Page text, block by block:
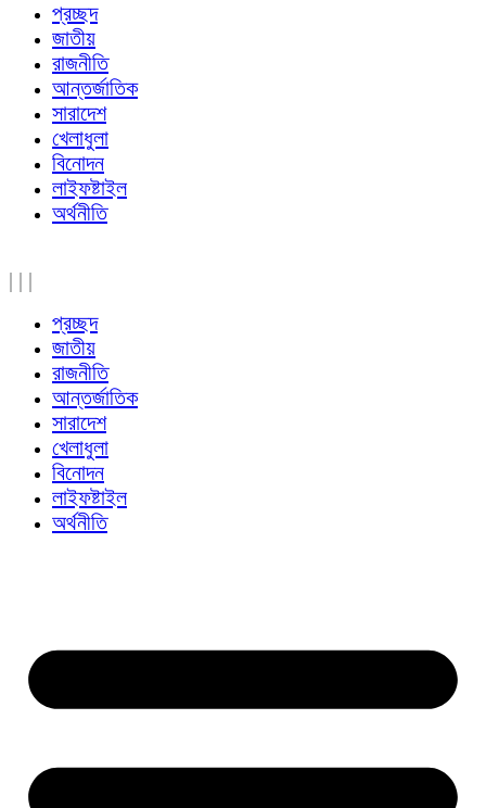
প্রচ্ছদ
জাতীয়
রাজনীতি
আন্তর্জাতিক
সারাদেশ
খেলাধুলা
বিনোদন
লাইফষ্টাইল
অর্থনীতি
| | |
প্রচ্ছদ
জাতীয়
রাজনীতি
আন্তর্জাতিক
সারাদেশ
খেলাধুলা
বিনোদন
লাইফষ্টাইল
অর্থনীতি